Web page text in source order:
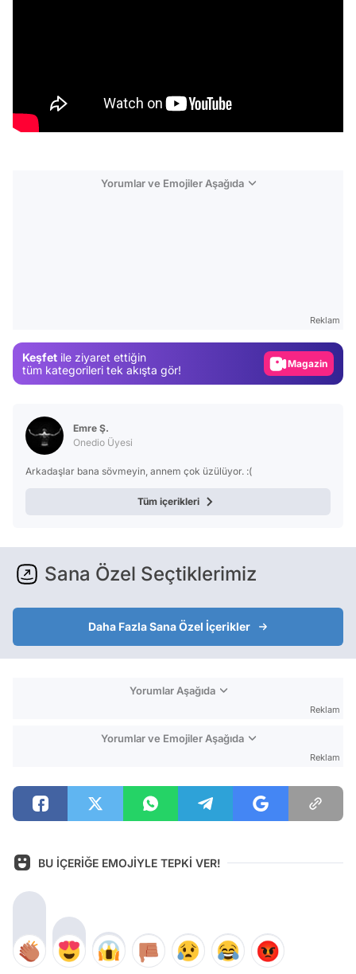
Yorumlar ve Emojiler Aşağıda
Reklam
Keşfet ile ziyaret ettiğin
tüm kategorileri tek akışta gör!
Magazin
Video
Emre Ş.
Onedio Üyesi
Arkadaşlar bana sövmeyin, annem çok üzülüyor. :(
Tüm içerikleri
Sana Özel Seçtiklerimiz
Daha Fazla Sana Özel İçerikler
Yorumlar Aşağıda
Reklam
Yorumlar ve Emojiler Aşağıda
Reklam
BU İÇERİĞE EMOJİYLE TEPKİ VER!